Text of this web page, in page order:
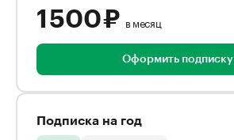
1 500 ₽ в месяц
Оформить подписку
Подписка на год